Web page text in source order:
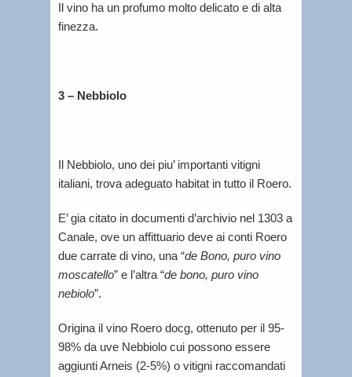
Il vino ha un profumo molto delicato e di alta
finezza.
3 – Nebbiolo
Il Nebbiolo, uno dei piu’ importanti vitigni
italiani, trova adeguato habitat in tutto il Roero.
E’ gia citato in documenti d’archivio nel 1303 a
Canale, ove un affittuario deve ai conti Roero
due carrate di vino, una “de Bono, puro vino
moscatello” e l’altra “de bono, puro vino
nebiolo”.
Origina il vino Roero docg, ottenuto per il 95-
98% da uve Nebbiolo cui possono essere
aggiunti Arneis (2-5%) o vitigni raccomandati